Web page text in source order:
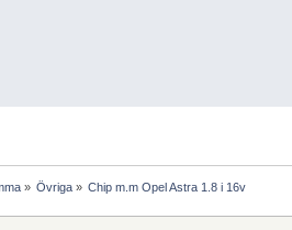
» Övriga» Chip m.m Opel Astra 1.8 i 16v